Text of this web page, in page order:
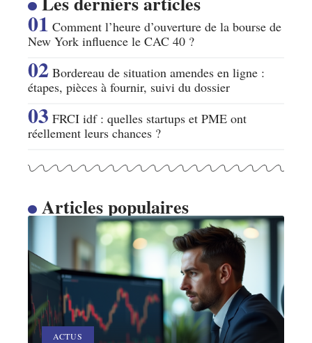
Comment l’heure d’ouverture de la bourse de
New York influence le CAC 40 ?
Bordereau de situation amendes en ligne :
étapes, pièces à fournir, suivi du dossier
FRCI idf : quelles startups et PME ont
réellement leurs chances ?
Articles populaires
ACTUS